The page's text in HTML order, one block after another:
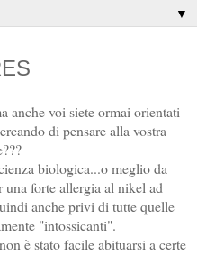
▼
anche voi siete ormai orientati
di pensare alla vostra
biologica...o meglio da
una forte allergia al nikel ad
anche privi di tutte quelle
"intossicanti".
è stato facile abituarsi a certe